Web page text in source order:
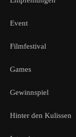
Event
Filmfestival
Games
Gewinnspiel
Hinter den Kulissen